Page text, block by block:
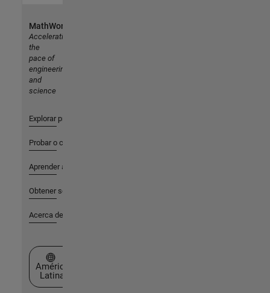
MathWorks
Accelerating
the
pace of
engineering
and
science
Explorar productos
Probar o comprar
Aprender a utilizar
Obtener soporte
Acerca de MathWorks
Seleccione un país/idioma
América
Latina